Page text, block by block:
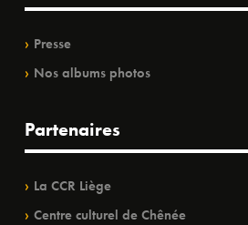
Presse
Nos albums photos
Partenaires
La CCR Liège
Centre culturel de Chênée